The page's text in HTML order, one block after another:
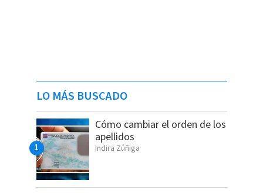
LO MÁS BUSCADO
Cómo cambiar el orden de los
apellidos
Indira Zúñiga